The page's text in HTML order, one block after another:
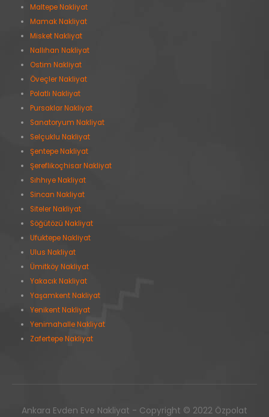
Maltepe Nakliyat
Mamak Nakliyat
Misket Nakliyat
Nallıhan Nakliyat
Ostim Nakliyat
Öveçler Nakliyat
Polatlı Nakliyat
Pursaklar Nakliyat
Sanatoryum Nakliyat
Selçuklu Nakliyat
Şentepe Nakliyat
Şereflikoçhisar Nakliyat
Sıhhıye Nakliyat
Sincan Nakliyat
Siteler Nakliyat
Söğütözü Nakliyat
Ufuktepe Nakliyat
Ulus Nakliyat
Ümitköy Nakliyat
Yakacık Nakliyat
Yaşamkent Nakliyat
Yenikent Nakliyat
Yenimahalle Nakliyat
Zafertepe Nakliyat
Ankara Evden Eve Nakliyat - Copyright © 2022 Özpolat